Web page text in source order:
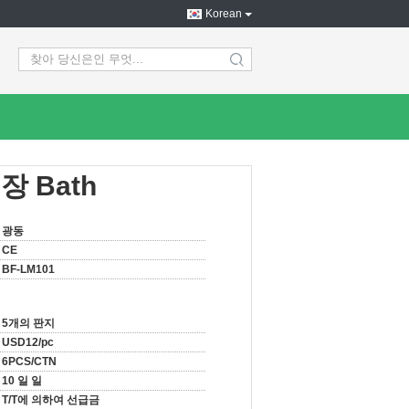
Korean
search
Bath
광동
CE
BF-LM101
5개의 판지
USD12/pc
6PCS/CTN
10 일 일
T/T에 의하여 선급금